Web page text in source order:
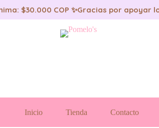
$30.000 COP ✨Gracias por apoyar
Inicio Tienda Contacto